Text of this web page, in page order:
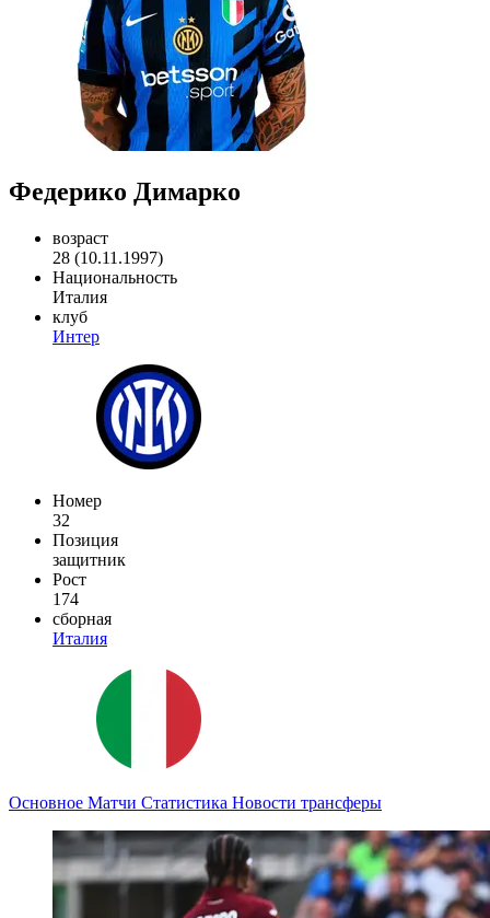
Федерико Димарко
возраст
28 (10.11.1997)
Национальность
Италия
клуб
Интер
Номер
32
Позиция
защитник
Рост
174
сборная
Италия
Основное Матчи Статистика Новости трансферы